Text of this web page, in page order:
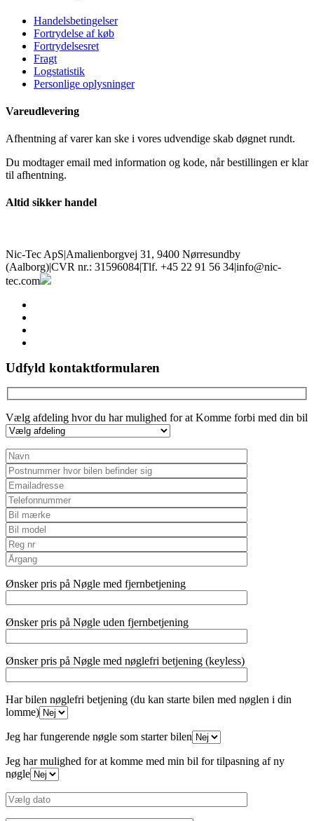
Handelsbetingelser
Fortrydelse af køb
Fortrydelsesret
Fragt
Logstatistik
Personlige oplysninger
Vareudlevering
Afhentning af varer kan ske i vores udvendige skab døgnet rundt.
Du modtager email med information og kode, når bestillingen er klar
til afhentning.
Altid sikker handel
Nic-Tec ApS|Amalienborgvej 31, 9400 Nørresundby
(Aalborg)|CVR nr.: 31596084|Tlf. +45 22 91 56 34|info@nic-
tec.com
Udfyld kontaktformularen
Vælg afdeling hvor du har mulighed for at Komme forbi med din bil
Ønsker pris på Nøgle med fjernbetjening
Ønsker pris på Nøgle uden fjernbetjening
Ønsker pris på Nøgle med nøglefri betjening (keyless)
Har bilen nøglefri betjening (du kan starte bilen med nøglen i din
lomme)
Jeg har fungerende nøgle som starter bilen
Jeg har mulighed for at komme med min bil for tilpasning af ny
nøgle